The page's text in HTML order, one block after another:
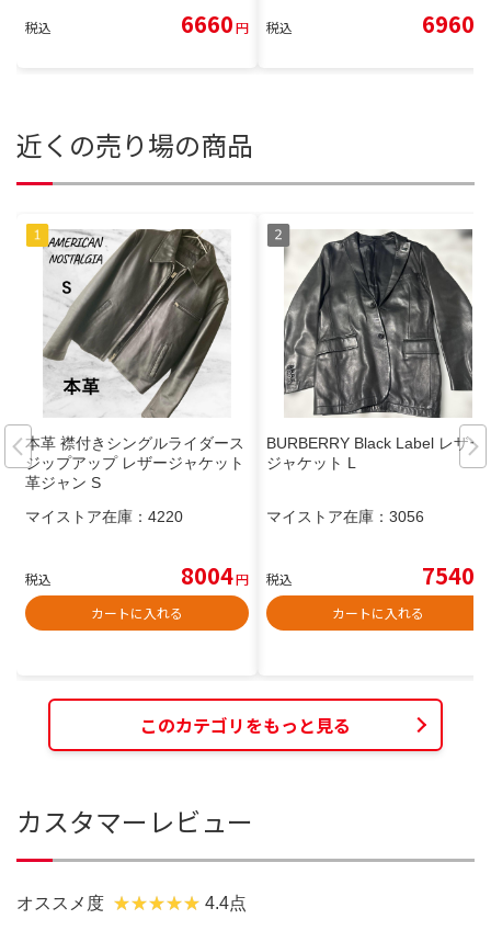
税込 6660円 税込 6960
近くの売り場の商品
本革 襟付きシングルライダース
ジップアップ レザージャケット
革ジャン S
マイストア在庫： 4220
税込 8004円
カートに入れる
BURBERRY Black Label レザー
ジャケット L
マイストア在庫： 3056
税込 7540
カートに入れる
このカテゴリをもっと見る
カスタマーレビュー
オススメ度 4.4点